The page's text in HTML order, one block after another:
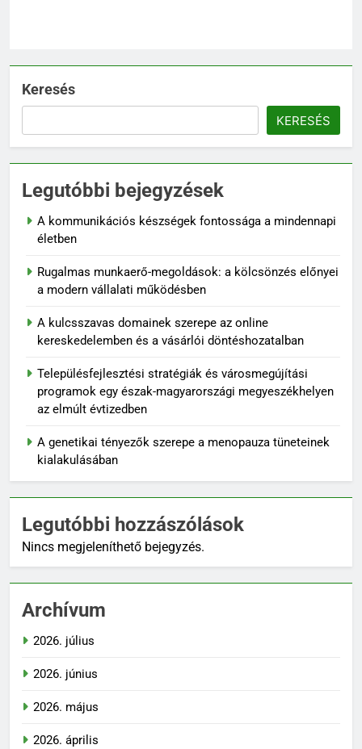
Keresés
KERESÉS
Legutóbbi bejegyzések
A kommunikációs készségek fontossága a mindennapi
életben
Rugalmas munkaerő-megoldások: a kölcsönzés előnyei
a modern vállalati működésben
A kulcsszavas domainek szerepe az online
kereskedelemben és a vásárlói döntéshozatalban
Településfejlesztési stratégiák és városmegújítási
programok egy észak-magyarországi megyeszékhelyen
az elmúlt évtizedben
A genetikai tényezők szerepe a menopauza tüneteinek
kialakulásában
Legutóbbi hozzászólások
Nincs megjeleníthető bejegyzés.
Archívum
2026. július
2026. június
2026. május
2026. április